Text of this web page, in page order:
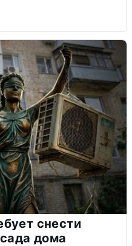
снести
дома